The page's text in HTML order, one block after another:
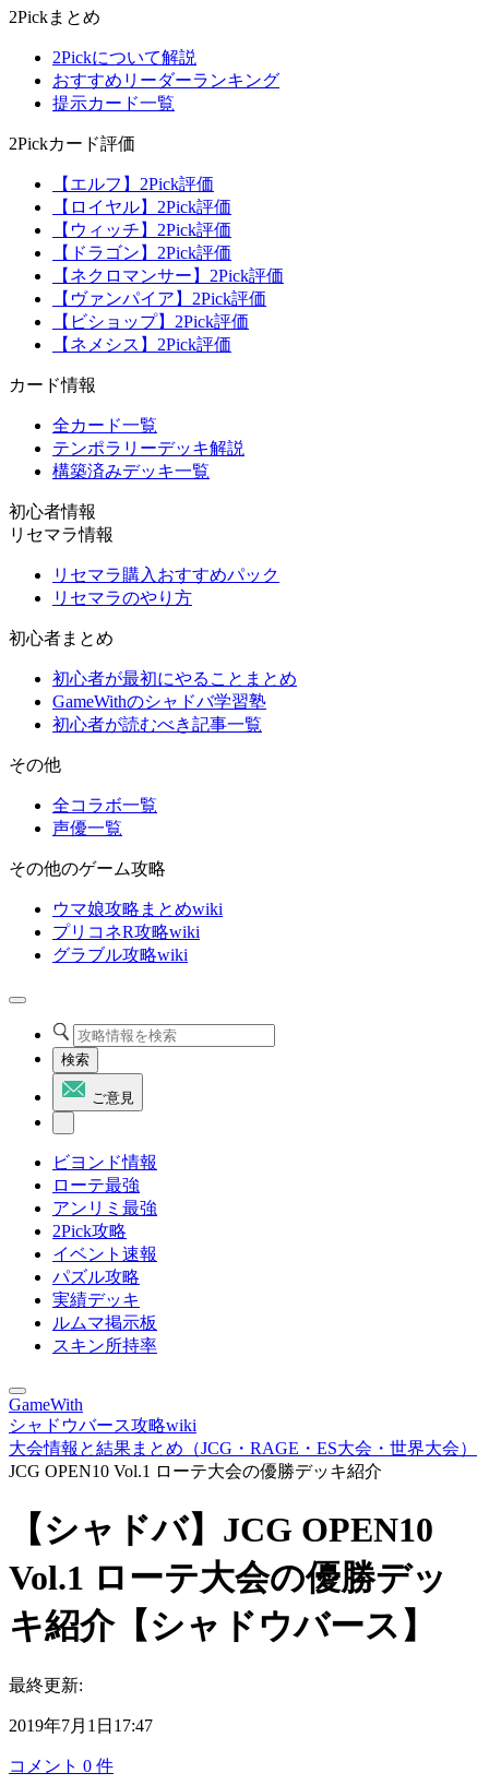
2Pickまとめ
2Pickについて解説
おすすめリーダーランキング
提示カード一覧
2Pickカード評価
【エルフ】2Pick評価
【ロイヤル】2Pick評価
【ウィッチ】2Pick評価
【ドラゴン】2Pick評価
【ネクロマンサー】2Pick評価
【ヴァンパイア】2Pick評価
【ビショップ】2Pick評価
【ネメシス】2Pick評価
カード情報
全カード一覧
テンポラリーデッキ解説
構築済みデッキ一覧
初心者情報
リセマラ情報
リセマラ購入おすすめパック
リセマラのやり方
初心者まとめ
初心者が最初にやることまとめ
GameWithのシャドバ学習塾
初心者が読むべき記事一覧
その他
全コラボ一覧
声優一覧
その他のゲーム攻略
ウマ娘攻略まとめwiki
プリコネR攻略wiki
グラブル攻略wiki
検索
ご意見
ビヨンド情報
ローテ最強
アンリミ最強
2Pick攻略
イベント速報
パズル攻略
実績デッキ
ルムマ掲示板
スキン所持率
GameWith
シャドウバース攻略wiki
大会情報と結果まとめ（JCG・RAGE・ES大会・世界大会）
JCG OPEN10 Vol.1 ローテ大会の優勝デッキ紹介
【シャドバ】JCG OPEN10
Vol.1 ローテ大会の優勝デッ
キ紹介【シャドウバース】
最終更新:
2019年7月1日17:47
コメント 0 件